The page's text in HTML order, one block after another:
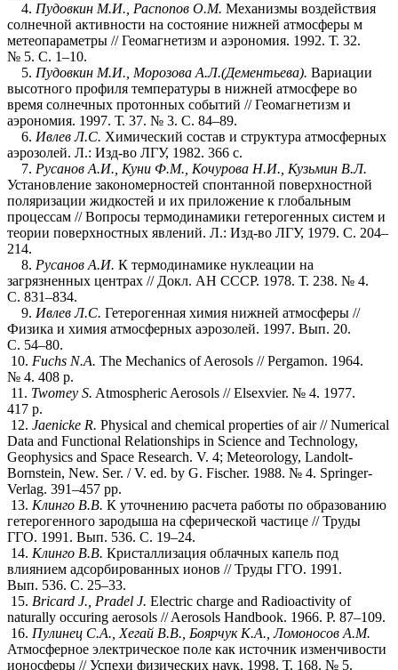
4. Пудовкин М.И., Распопов О.М. Механизмы воздействия
солнечной активности на состояние нижней атмосферы м
метеопараметры // Геомагнетизм и аэрономия. 1992. Т. 32.
№ 5. С. 1–10.
5. Пудовкин М.И., Морозова А.Л.(Дементьева). Вариации
высотного профиля температуры в нижней атмосфере во
время солнечных протонных событий // Геомагнетизм и
аэрономия. 1997. Т. 37. № 3. С. 84–89.
6. Ивлев Л.С. Химический состав и структура атмосферных
аэрозолей. Л.: Изд-во ЛГУ, 1982. 366 с.
7. Русанов А.И., Куни Ф.М., Кочурова Н.И., Кузьмин В.Л.
Установление закономерностей спонтанной поверхностной
поляризации жидкостей и их приложение к глобальным
процессам // Вопросы термодинамики гетерогенных систем и
теории поверхностных явлений. Л.: Изд-во ЛГУ, 1979. С. 204–
214.
8. Русанов А.И. К термодинамике нуклеации на
загрязненных центрах // Докл. АН СССР. 1978. Т. 238. № 4.
С. 831–834.
9. Ивлев Л.С. Гетерогенная химия нижней атмосферы //
Физика и химия атмосферных аэрозолей. 1997. Вып. 20.
С. 54–80.
10. Fuchs N.A. The Mechanics of Aerosols // Pergamon. 1964.
№ 4. 408 p.
11. Twomey S. Atmospheric Aerosols // Elsexvier. № 4. 1977.
417 p.
12. Jaenicke R. Physical and chemical properties of air // Numerical
Data and Functional Relationships in Science and Technology,
Geophysics and Space Research. V. 4; Meteorology, Landolt-
Bornstein, New. Ser. / V. ed. by G. Fischer. 1988. № 4. Springer-
Verlag. 391–457 pp.
13. Клинго В.В. К уточнению расчета работы по образованию
гетерогенного зародыша на сферической частице // Труды
ГГО. 1991. Вып. 536. С. 19–24.
14. Клинго В.В. Кристаллизация облачных капель под
влиянием адсорбированных ионов // Труды ГГО. 1991.
Вып. 536. С. 25–33.
15. Bricard J., Pradel J. Electric charge and Radioactivity of
naturally occuring aerosols // Aerosols Handbook. 1966. P. 87–109.
16. Пулинец С.А., Хегай В.В., Боярчук К.А., Ломоносов А.М.
Атмосферное электрическое поле как источник изменчивости
ионосферы // Успехи физических наук. 1998. Т. 168. № 5.